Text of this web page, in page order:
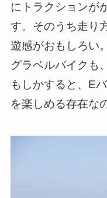
にトラクションが
す。そのうち走り
遊感がおもしろい
グラベルバイクも
もしかすると、E
を楽しめる存在な